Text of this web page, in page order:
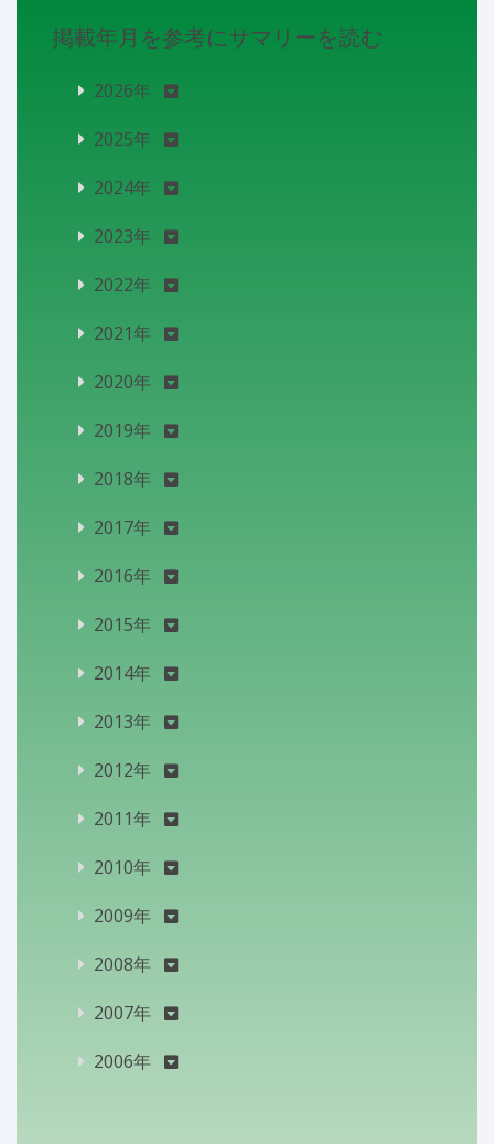
掲載年月を参考にサマリーを読む
2026年
2025年
2024年
2023年
2022年
2021年
2020年
2019年
2018年
2017年
2016年
2015年
2014年
2013年
2012年
2011年
2010年
2009年
2008年
2007年
2006年